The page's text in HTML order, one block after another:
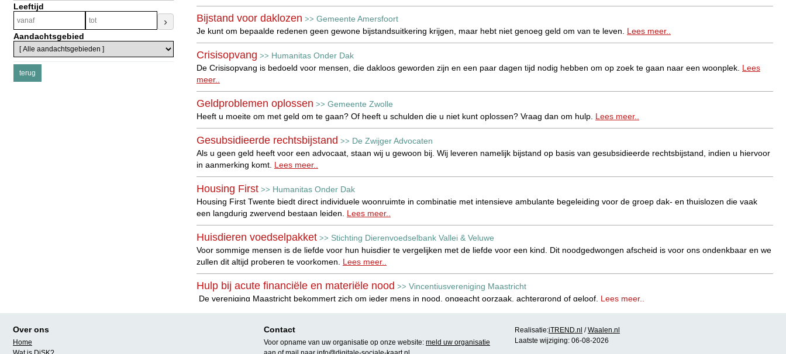
Leeftijd
›
Aandachtsgebied
Bijstand voor daklozen >> Gemeente Amersfoort
Je kunt om bepaalde redenen geen gewone bijstandsuitkering krijgen, maar hebt niet genoeg geld om van te leven. Lees meer..
Crisisopvang >> Humanitas Onder Dak
De Crisisopvang is bedoeld voor mensen, die dakloos geworden zijn en een paar dagen tijd nodig hebben om op zoek te gaan naar een woonplek. Lees
meer..
Geldproblemen oplossen >> Gemeente Zwolle
Heeft u moeite om met geld om te gaan? Of heeft u schulden die u niet kunt oplossen? Vraag dan om hulp. Lees meer..
Gesubsidieerde rechtsbijstand >> De Zwijger Advocaten
Als u geen geld heeft voor een advocaat, staan wij u gewoon bij. Wij leveren namelijk bijstand op basis van gesubsidieerde rechtsbijstand, indien u hiervoor
in aanmerking komt. Lees meer..
Housing First >> Humanitas Onder Dak
Housing First Twente biedt direct individuele woonruimte in combinatie met intensieve ambulante begeleiding voor de groep dak- en thuislozen die vaak
een langdurig zwervend bestaan leiden. Lees meer..
Huisdieren voedselpakket >> Stichting Dierenvoedselbank Vallei & Veluwe
Voor sommige mensen is de liefde voor hun huisdier te vergelijken met de liefde voor een kind. Dit noodgedwongen afscheid is voor ons ondenkbaar en we
zullen dit altijd proberen te voorkomen. Lees meer..
Hulp bij acute financiële en materiële nood >> Vincentiusvereniging Maastricht
De vereniging Maastricht bekommert zich om ieder mens in nood, ongeacht oorzaak, achtergrond of geloof. Lees meer..
Hulp bieden bij acute financiële en materiële nood, die op dat moment niet verholpen kan worden door andere instanties zoals overheid en
maatschappelijke organisaties.Lees meer..
Over ons
Home
Contact
Voor opname van uw organisatie op onze website: meld uw organisatie
Realisatie:iTREND.nl /Waalen.nl
Laatste wijziging: 06-08-2026